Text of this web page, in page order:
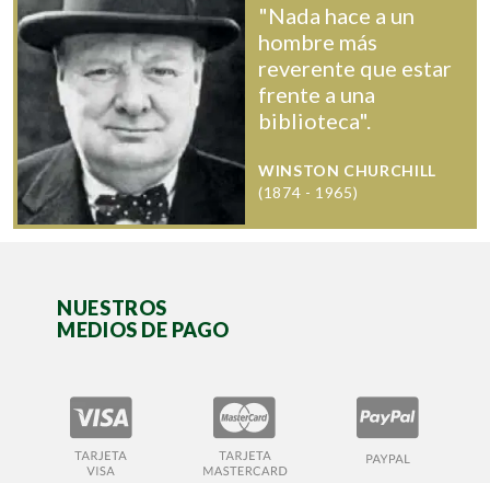
"Nada hace a un
hombre más
reverente que estar
frente a una
biblioteca".
WINSTON CHURCHILL
(1874 - 1965)
NUESTROS
MEDIOS DE PAGO